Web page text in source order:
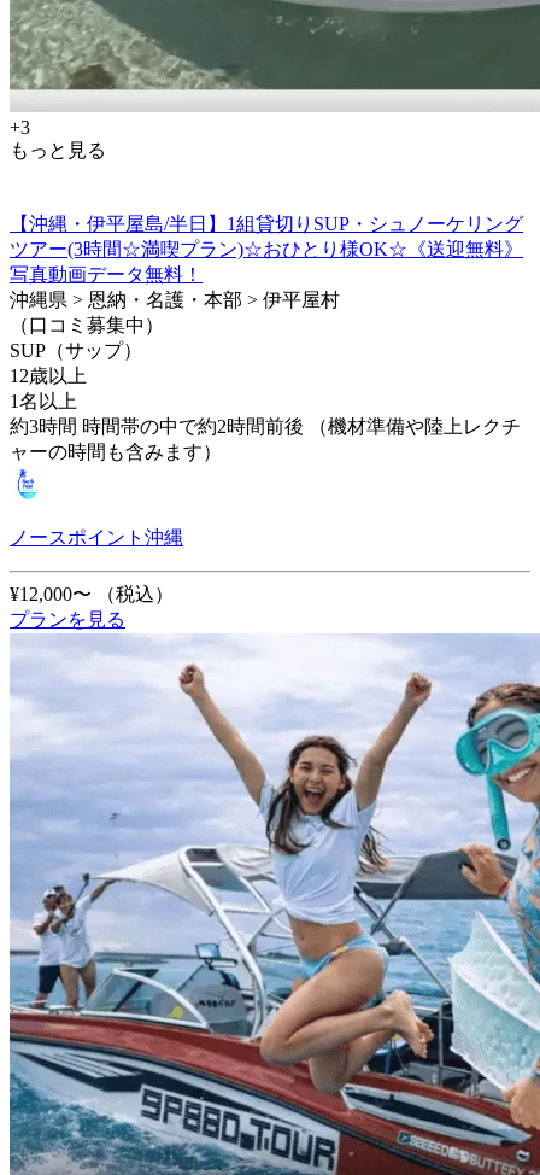
+3
もっと見る
【沖縄・伊平屋島/半日】1組貸切りSUP・シュノーケリング
ツアー(3時間☆満喫プラン)☆おひとり様OK☆《送迎無料》
写真動画データ無料！
沖縄県 > 恩納・名護・本部 > 伊平屋村
（口コミ募集中）
SUP（サップ）
12歳以上
1名以上
約3時間 時間帯の中で約2時間前後 （機材準備や陸上レクチ
ャーの時間も含みます）
ノースポイント沖縄
¥12,000〜
（税込）
プランを見る